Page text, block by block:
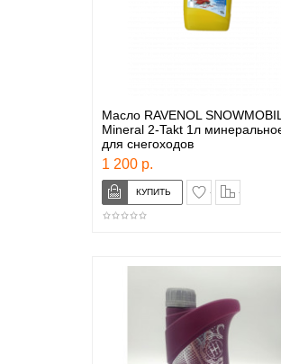
Масло RAVENOL
Mineral 2-Takt 1л
для снегоходов
1 200 р.
в закладки